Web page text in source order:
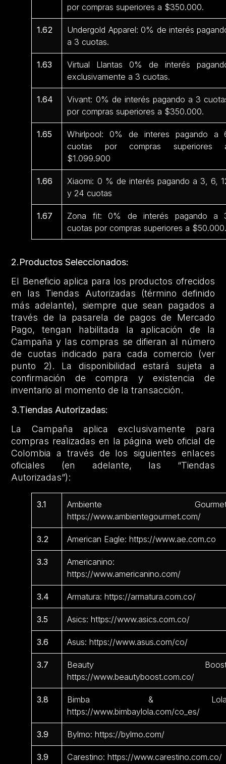
por compras superiores a $350.000.
1.62
Undergold Apparel: 0% de interés
a 3 cuotas.
1.63
Virtual Llantas 0% de interés
exclusivamente a 3 cuotas.
1.64
Vivant: 0% de interés pagando a 3
por compras superiores a $350.000.
1.65
Whirlpool: 0% de interes pagando a
cuotas por compras superiores
$1.099.900
1.66
Xiaomi: 0 % de interés pagando a 3, 6,
y 24 cuotas
1.67
Zona fit: 0% de interés pagando a
cuotas por compras superiores a
2.Productos Seleccionados:
El Beneficio aplica para los productos ofrecidos
en las Tiendas Autorizadas (término definido
más adelante), siempre que sean pagados a
través de la pasarela de pagos de Mercado
Pago, tengan habilitada la aplicación de la
Campaña y las compras se difieran al número
de cuotas indicado para cada comercio (ver
punto 2). La disponibilidad estará sujeta a
confirmación de compra y existencia de
inventario al momento de la transacción.
3.Tiendas Autorizadas:
La Campaña aplica exclusivamente para
compras realizadas en la página web oficial de
Colombia a través de los siguientes enlaces
oficiales (en adelante, las “Tiendas
Autorizadas”):
3.1
Ambiente
https://www.ambientegourmet.com/
3.2 American Eagle: https://www.ae.com.co
3.3
Americanino:
https://www.americanino.com/
3.4 Armatura: https://armatura.com.co/
3.5 Asics: https://www.asics.com.co/
3.6 Asus: https://www.asus.com/co/
3.7
Beauty
https://www.beautyboost.com.co/
3.8
Bimba &
https://www.bimbaylola.com/co_es/
3.9 Bylmo: https://bylmo.com/
3.9 Carestino: https://www.carestino.com.co/